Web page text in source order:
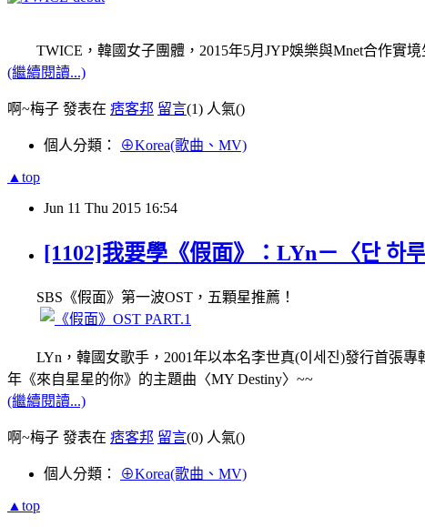
TWICE，韓國女子團體，2015年5月JYP娛樂與Mnet合作實境
(繼續閱讀...)
啊~梅子 發表在 痞客邦 留言(1) 人氣()
個人分類： ⊕Korea(歌曲、MV)
▲top
Jun 11 Thu 2015 16:54
[1102]我要學《假面》：LYn－〈단 하
SBS《假面》第一波OST，五顆星推薦！
LYn，韓國女歌手，2001年以本名李世真(이세진)發行首張專輯
年《來自星星的你》的主題曲〈MY Destiny〉~~
(繼續閱讀...)
啊~梅子 發表在 痞客邦 留言(0) 人氣()
個人分類： ⊕Korea(歌曲、MV)
▲top